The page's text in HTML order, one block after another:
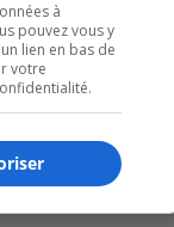
à
pouvez vous y
lien en bas de
votre